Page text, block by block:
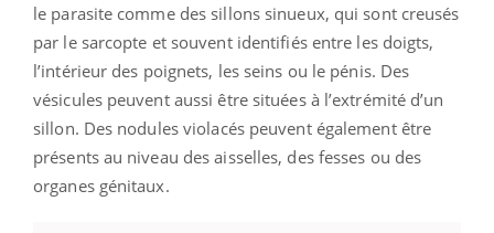
le parasite comme des sillons sinueux, qui sont creusés
par le sarcopte et souvent identifiés entre les doigts,
l’intérieur des poignets, les seins ou le pénis. Des
vésicules peuvent aussi être situées à l’extrémité d’un
sillon. Des nodules violacés peuvent également être
présents au niveau des aisselles, des fesses ou des
organes génitaux.